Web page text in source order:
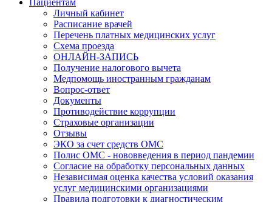
Пациентам
Личный кабинет
Расписание врачей
Перечень платных медицинских услуг
Схема проезда
ОНЛАЙН-ЗАПИСЬ
Получение налогового вычета
Медпомощь иностранным гражданам
Вопрос-ответ
Документы
Противодействие коррупции
Страховые организации
Отзывы
ЭКО за счет средств ОМС
Полис ОМС - нововведения в период пандемии
Согласие на обработку персональных данных
Независимая оценка качества условий оказания
услуг медицинскими организациями
Правила подготовки к диагностическим